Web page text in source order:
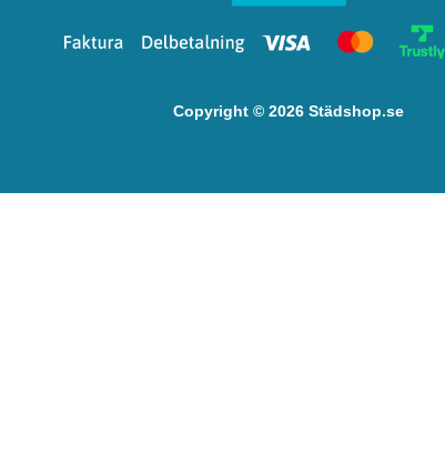
Copyright © 2026 Städshop.se